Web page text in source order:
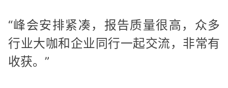
“峰会安排紧凑，报告质量很高，众多
行业大咖和企业同行一起交流，非常有
收获。”